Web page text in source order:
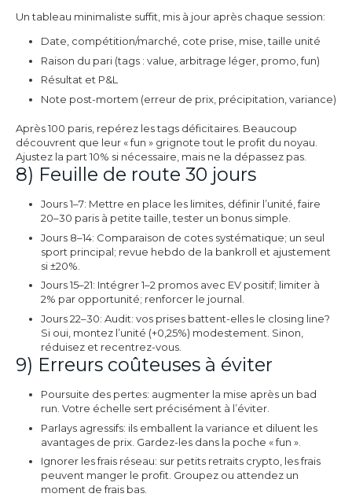
Un tableau minimaliste suffit, mis à jour après chaque session:
Date, compétition/marché, cote prise, mise, taille unité
Raison du pari (tags : value, arbitrage léger, promo, fun)
Résultat et P&L
Note post-mortem (erreur de prix, précipitation, variance)
Après 100 paris, repérez les tags déficitaires. Beaucoup
découvrent que leur « fun » grignote tout le profit du noyau.
Ajustez la part 10% si nécessaire, mais ne la dépassez pas.
8) Feuille de route 30 jours
Jours 1–7: Mettre en place les limites, définir l’unité, faire
20–30 paris à petite taille, tester un bonus simple.
Jours 8–14: Comparaison de cotes systématique; un seul
sport principal; revue hebdo de la bankroll et ajustement
si ±20%.
Jours 15–21: Intégrer 1–2 promos avec EV positif; limiter à
2% par opportunité; renforcer le journal.
Jours 22–30: Audit: vos prises battent-elles le closing line?
Si oui, montez l’unité (+0,25%) modestement. Sinon,
réduisez et recentrez-vous.
9) Erreurs coûteuses à éviter
Poursuite des pertes: augmenter la mise après un bad
run. Votre échelle sert précisément à l’éviter.
Parlays agressifs: ils emballent la variance et diluent les
avantages de prix. Gardez-les dans la poche « fun ».
Ignorer les frais réseau: sur petits retraits crypto, les frais
peuvent manger le profit. Groupez ou attendez un
moment de frais bas.